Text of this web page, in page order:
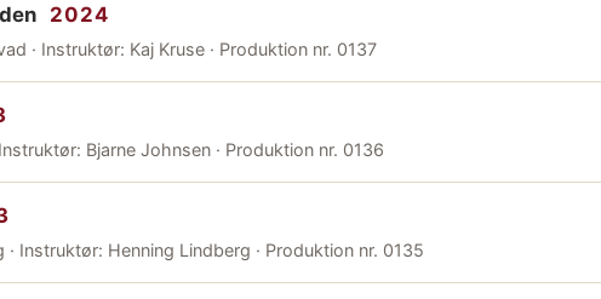
2024
· Instruktør: Kaj Kruse · Produktion nr. 0137
Bjarne Johnsen · Produktion nr. 0136
Instruktør: Henning Lindberg · Produktion nr. 0135